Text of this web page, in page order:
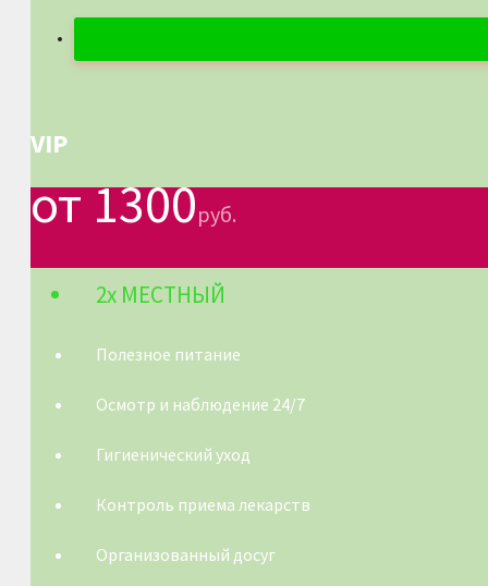
VIP
от 1300руб.
2х МЕСТНЫЙ
Полезное питание
Осмотр и наблюдение 24/7
Гигиенический уход
Контроль приема лекарств
Организованный досуг